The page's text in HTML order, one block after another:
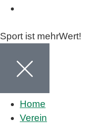
Sport ist mehrWert!
Home
Verein